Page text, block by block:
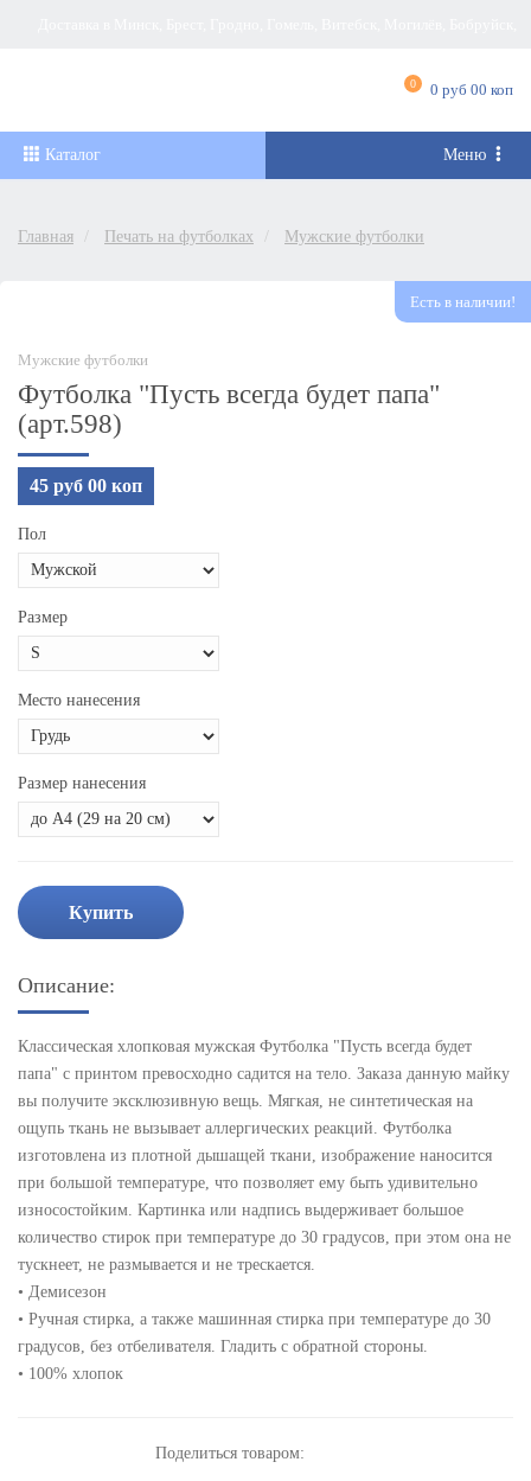
Барановичи, Новополоцк, Пинск, Борисов, Мозырь, Полоцк, Слоним, Лида,
0 0 руб 00 коп
Каталог Меню
Главная Печать на футболках Мужские футболки
Есть в наличии!
Мужские футболки
Футболка "Пусть всегда будет папа"
(арт.598)
45 руб 00 коп
Пол
Размер
Место нанесения
Размер нанесения
Купить
Описание:
Классическая хлопковая мужская Футболка "Пусть всегда будет
папа" с принтом превосходно садится на тело. Заказа данную майку
вы получите эксклюзивную вещь. Мягкая, не синтетическая на
ощупь ткань не вызывает аллергических реакций. Футболка
изготовлена из плотной дышащей ткани, изображение наносится
при большой температуре, что позволяет ему быть удивительно
износостойким. Картинка или надпись выдерживает большое
количество стирок при температуре до 30 градусов, при этом она не
тускнеет, не размывается и не трескается.
• Демисезон
• Ручная стирка, а также машинная стирка при температуре до 30
градусов, без отбеливателя. Гладить с обратной стороны.
• 100% хлопок
Поделиться товаром: